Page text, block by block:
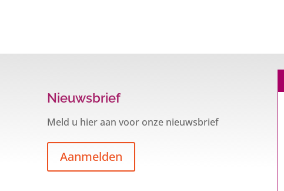
Nieuwsbrief
Meld u hier aan voor onze nieuwsbrief
Aanmelden